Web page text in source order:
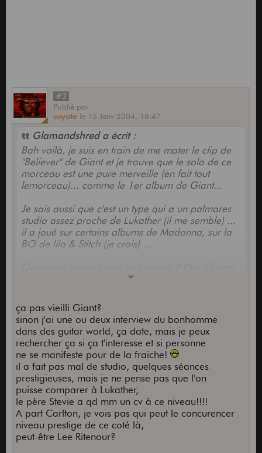
#2
Publié par
coyote le 15 Janv 2004, 18:47
Glamandshred a écrit :
Bah voilà, je suis en train de me mater le clip de
"Believer" de Giant et je trouve que le solo de ce
morceau est une pure merveille (en fait tout
lemorceau)... comme le 1er album de Giant...
Je sais aussi que c'est un type qui a un palmares
studio assez proche de Lukather (il me semble) ...
il a joué sur certains albums de Madonna, sur la
BO de lilo & Stitch (je crois) ...
ça pas vieilli Giant?
sinon j'ai une ou deux interview du bonhomme
dans des guitar world, ça date, mais je peux
rechercher ça si ça t'interesse et si personne
ne se manifeste pour de la fraiche!
il a fait pas mal de studio, quelques séances
prestigieuses, mais je ne pense pas que l'on
puisse comparer à Lukather,
le père Stevie a qd mm un cv à ce niveau!!!!
A part Carlton, je vois pas qui peut le concurencer
niveau prestige de ce coté là,
peut-être Lee Ritenour?